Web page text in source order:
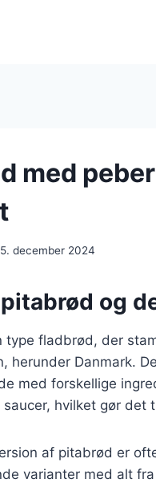
med
december 2024
og
type fladbrød, der
herunder Danmark.
med forskellige
saucer, hvilket gør
af pitabrød er
varianter med alt